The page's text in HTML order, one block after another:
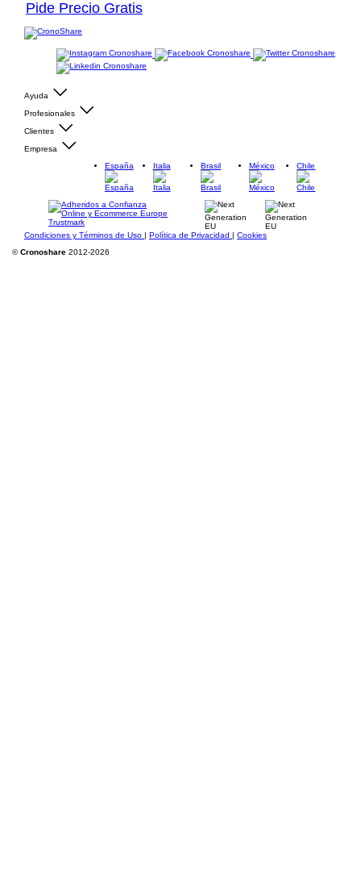
Pide Precio Gratis
Ayuda
Profesionales
Clientes
Empresa
España
Italia Brasil México Chile
Condiciones y Términos de Uso | Política de Privacidad | Cookies
©Cronoshare 2012-2026